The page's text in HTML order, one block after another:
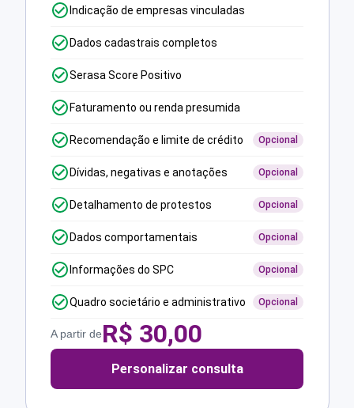
Indicação de empresas vinculadas
Dados cadastrais completos
Serasa Score Positivo
Faturamento ou renda presumida
Recomendação e limite de crédito Opcional
Dívidas, negativas e anotações Opcional
Detalhamento de protestos Opcional
Dados comportamentais Opcional
Informações do SPC Opcional
Quadro societário e administrativo Opcional
A partir deR$ 30,00
Personalizar consulta